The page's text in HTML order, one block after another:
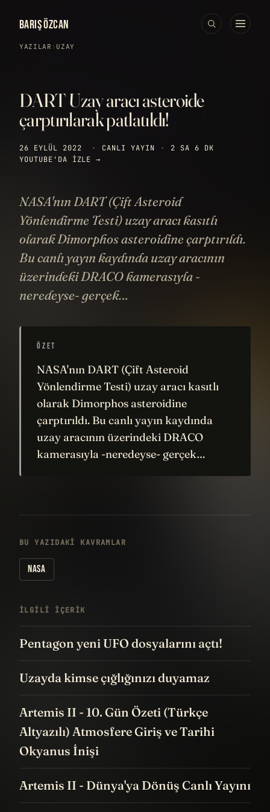
BARIŞ ÖZCAN
YAZILAR › UZAY
DART Uzay aracı asteroide
çarptırılarak patlatıldı!
26 EYLÜL 2022 · CANLI YAYIN ·
2 SA 6 DK
YOUTUBE'DA IZLE →
NASA'nın DART (Çift Asteroid
Yönlendirme Testi) uzay aracı kasıtlı
olarak Dimorphos asteroidine çarptırıldı.
Bu canlı yayın kaydında uzay aracının
üzerindeki DRACO kamerasıyla -
neredeyse- gerçek…
ÖZET
NASA'nın DART (Çift Asteroid
Yönlendirme Testi) uzay aracı kasıtlı
olarak Dimorphos asteroidine
çarptırıldı. Bu canlı yayın kaydında
uzay aracının üzerindeki DRACO
kamerasıyla -neredeyse- gerçek…
BU YAZIDAKI KAVRAMLAR
NASA
İLGILI IÇERIK
Pentagon yeni UFO dosyalarını açtı!
Uzayda kimse çığlığınızı duyamaz
Artemis II - 10. Gün Özeti (Türkçe
Altyazılı) Atmosfere Giriş ve Tarihi
Okyanus İnişi
Artemis II - Dünya'ya Dönüş Canlı Yayını